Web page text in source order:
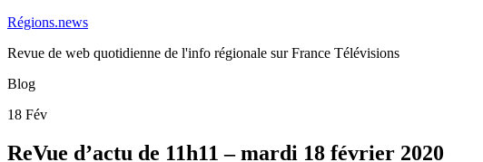
Régions.news
Revue de web quotidienne de l'info régionale sur France Télévisions
Blog
18 Fév
ReVue d’actu de 11h11 – mardi 18 février 2020